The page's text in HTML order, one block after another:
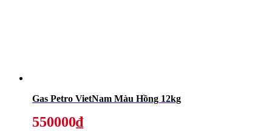
Gas Petro VietNam Màu Hồng 12kg
550000₫